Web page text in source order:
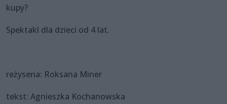
kupy?
Spektakl dla dzieci od 4 lat.
reżyseria: Roksana Miner
tekst: Agnieszka Kochanowska